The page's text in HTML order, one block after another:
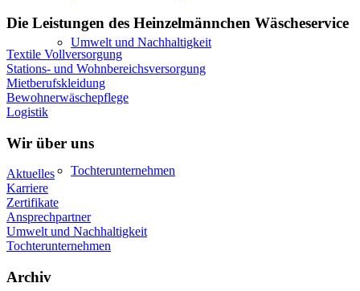
Umwelt und Nachhaltigkeit
Tochterunternehmen
Die Leistungen des Heinzelmännchen Wäscheservice
Textile Vollversorgung
Stations- und Wohnbereichsversorgung
Mietberufskleidung
Bewohnerwäschepflege
Logistik
Wir über uns
Aktuelles
Karriere
Zertifikate
Ansprechpartner
Umwelt und Nachhaltigkeit
Tochterunternehmen
Archiv